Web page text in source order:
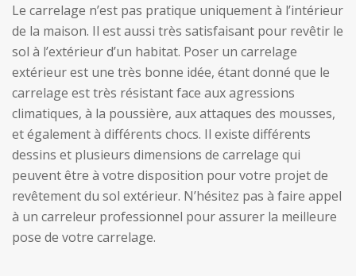
Le carrelage n’est pas pratique uniquement à l’intérieur
de la maison. Il est aussi très satisfaisant pour revêtir le
sol à l’extérieur d’un habitat. Poser un carrelage
extérieur est une très bonne idée, étant donné que le
carrelage est très résistant face aux agressions
climatiques, à la poussière, aux attaques des mousses,
et également à différents chocs. Il existe différents
dessins et plusieurs dimensions de carrelage qui
peuvent être à votre disposition pour votre projet de
revêtement du sol extérieur. N’hésitez pas à faire appel
à un carreleur professionnel pour assurer la meilleure
pose de votre carrelage.